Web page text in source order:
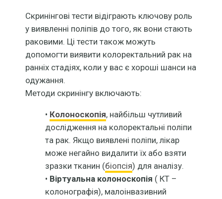
Скринінгові тести відіграють ключову роль
у виявленні поліпів до того, як вони стають
раковими. Ці тести також можуть
допомогти виявити колоректальний рак на
ранніх стадіях, коли у вас є хороші шанси на
одужання.
Методи скринінгу включають:
• Колоноскопія, найбільш чутливий
дослідження на колоректальні поліпи
та рак. Якщо виявлені поліпи, лікар
може негайно видалити їх або взяти
зразки тканин (біопсія) для аналізу.
• Віртуальна колоноскопія ( КТ –
колонографія), малоінвазивний